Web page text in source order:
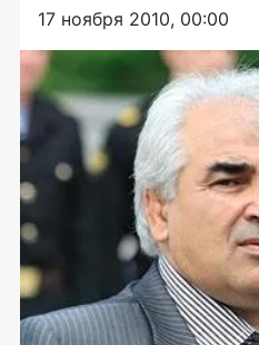
17 ноября 2010, 00:00